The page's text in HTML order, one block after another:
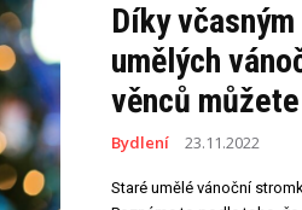
Díky
umělých
věnců
Bydlení 23.11.2022
Staré umělé vánoční